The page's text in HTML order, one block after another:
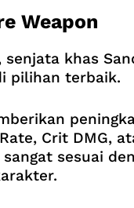
Weapon
khas
pilihan terbaik.
Crit DMG,
sesuai